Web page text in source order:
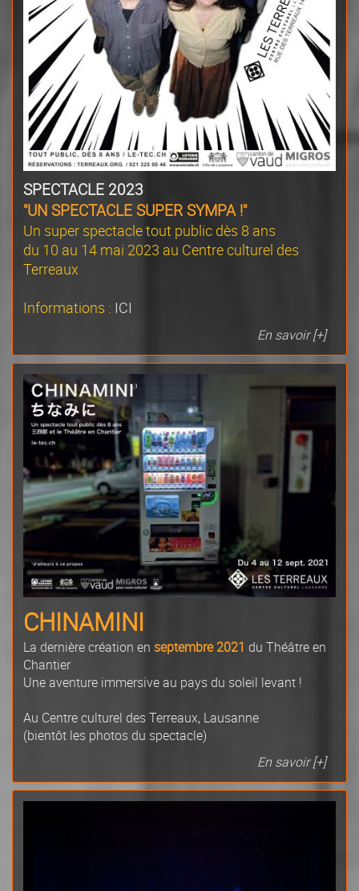
SPECTACLE 2023
"UN SPECTACLE SUPER SYMPA !"
Un super spectacle tout public dès 8 ans
du 10 au 14 mai 2023 au Centre culturel des
Terreaux
Informations : ICI
En savoir [+]
CHINAMINI
La dernière création en septembre 2021 du Théâtre en
Chantier
Une aventure immersive au pays du soleil levant !
Au Centre culturel des Terreaux, Lausanne
(bientôt les photos du spectacle)
En savoir [+]